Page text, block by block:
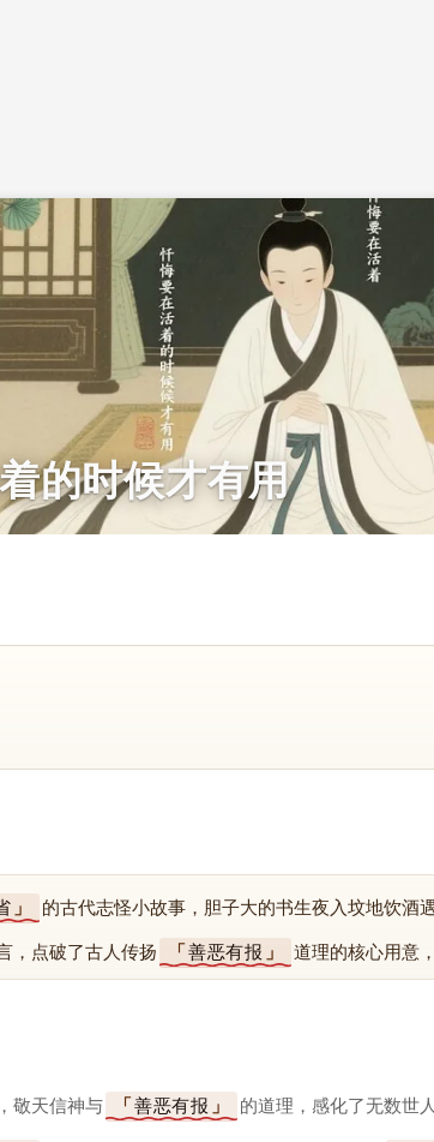
的时候才有用
的古代志怪小故事，胆子大的书生夜入坟地饮酒
，点破了古人传扬 善恶有报 道理的核心用意
敬天信神与 善恶有报 的道理，感化了无数世人